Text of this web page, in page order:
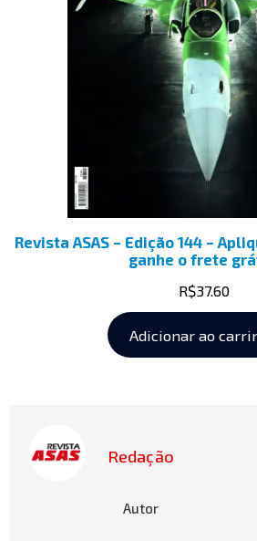
Revista ASAS – Edição 144 –
ganhe o frete
R$37.60
Adicionar ao
Redação
Autor